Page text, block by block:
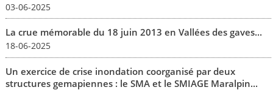
03-06-2025
La crue mémorable du 18 juin 2013 en Vallées des gaves...
18-06-2025
Un exercice de crise inondation coorganisé par deux
structures gemapiennes : le SMA et le SMIAGE Maralpin...